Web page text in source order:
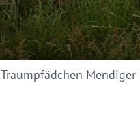
Traumpfädchen Mendiger